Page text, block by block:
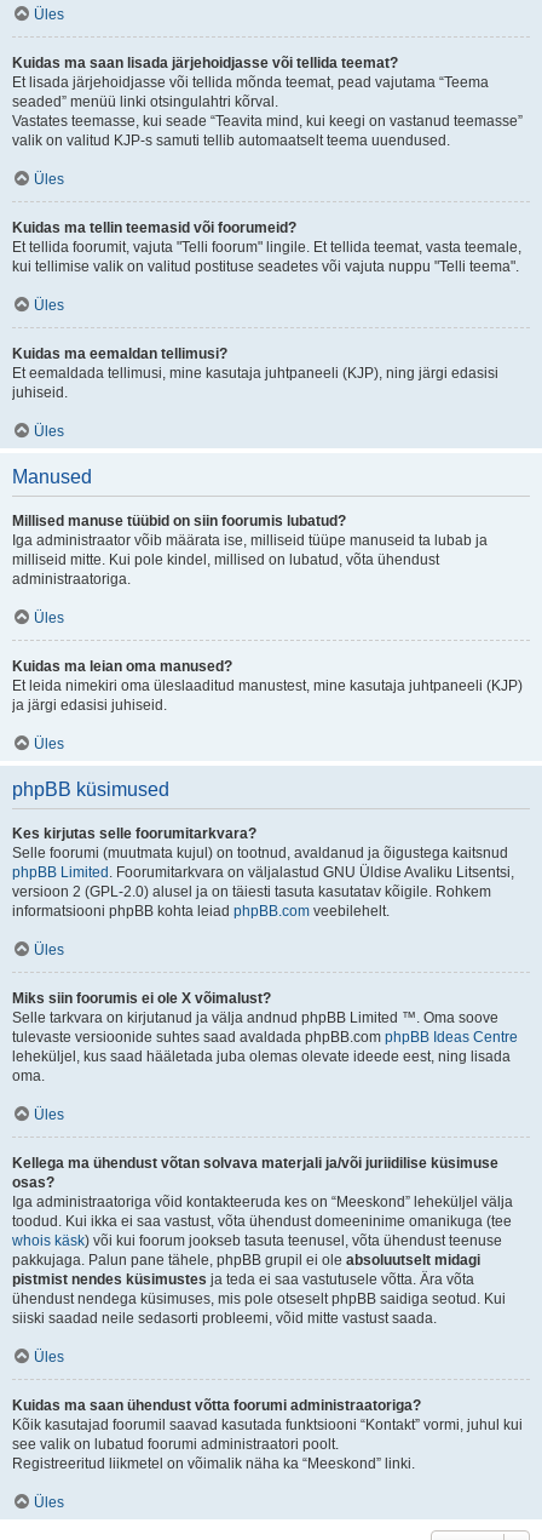
Üles
Kuidas ma saan lisada järjehoidjasse või tellida teemat?
Et lisada järjehoidjasse või tellida mõnda teemat, pead vajutama “Teema
seaded” menüü linki otsingulahtri kõrval.
Vastates teemasse, kui seade “Teavita mind, kui keegi on vastanud teemasse”
valik on valitud KJP-s samuti tellib automaatselt teema uuendused.
Üles
Kuidas ma tellin teemasid või foorumeid?
Et tellida foorumit, vajuta "Telli foorum" lingile. Et tellida teemat, vasta teemale,
kui tellimise valik on valitud postituse seadetes või vajuta nuppu "Telli teema".
Üles
Kuidas ma eemaldan tellimusi?
Et eemaldada tellimusi, mine kasutaja juhtpaneeli (KJP), ning järgi edasisi
juhiseid.
Üles
Manused
Millised manuse tüübid on siin foorumis lubatud?
Iga administraator võib määrata ise, milliseid tüüpe manuseid ta lubab ja
milliseid mitte. Kui pole kindel, millised on lubatud, võta ühendust
administraatoriga.
Üles
Kuidas ma leian oma manused?
Et leida nimekiri oma üleslaaditud manustest, mine kasutaja juhtpaneeli (KJP)
ja järgi edasisi juhiseid.
Üles
phpBB küsimused
Kes kirjutas selle foorumitarkvara?
Selle foorumi (muutmata kujul) on tootnud, avaldanud ja õigustega kaitsnud
phpBB Limited . Foorumitarkvara on väljalastud GNU Üldise Avaliku Litsentsi,
versioon 2 (GPL-2.0) alusel ja on täiesti tasuta kasutatav kõigile. Rohkem
informatsiooni phpBB kohta leiad phpBB.com veebilehelt.
Üles
Miks siin foorumis ei ole X võimalust?
Selle tarkvara on kirjutanud ja välja andnud phpBB Limited ™. Oma soove
tulevaste versioonide suhtes saad avaldada phpBB.com phpBB Ideas Centre
leheküljel, kus saad hääletada juba olemas olevate ideede eest, ning lisada
oma.
Üles
Kellega ma ühendust võtan solvava materjali ja/või juriidilise küsimuse
osas?
Iga administraatoriga võid kontakteeruda kes on “Meeskond” leheküljel välja
toodud. Kui ikka ei saa vastust, võta ühendust domeeninime omanikuga (tee
whois käsk) või kui foorum jookseb tasuta teenusel, võta ühendust teenuse
pakkujaga. Palun pane tähele, phpBB grupil ei ole absoluutselt midagi
pistmist nendes küsimustes ja teda ei saa vastutusele võtta. Ära võta
ühendust nendega küsimuses, mis pole otseselt phpBB saidiga seotud. Kui
siiski saadad neile sedasorti probleemi, võid mitte vastust saada.
Üles
Kuidas ma saan ühendust võtta foorumi administraatoriga?
Kõik kasutajad foorumil saavad kasutada funktsiooni “Kontakt” vormi, juhul kui
see valik on lubatud foorumi administraatori poolt.
Registreeritud liikmetel on võimalik näha ka “Meeskond” linki.
Üles